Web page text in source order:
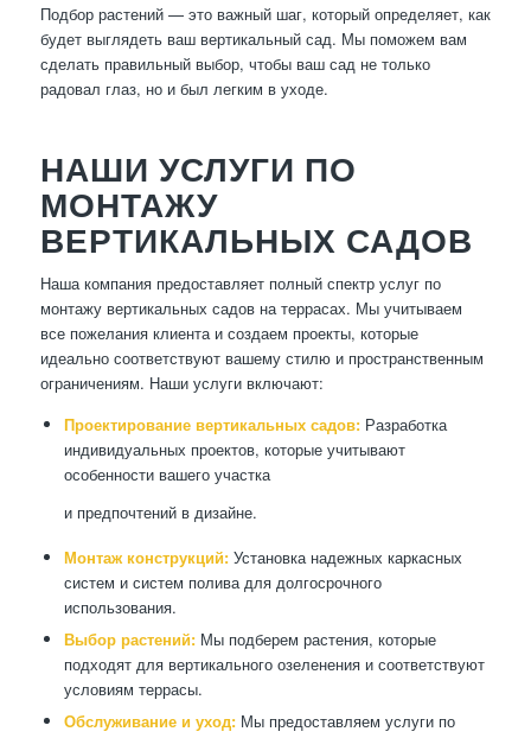
Подбор растений — это важный шаг, который определяет, как
будет выглядеть ваш вертикальный сад. Мы поможем вам
сделать правильный выбор, чтобы ваш сад не только
радовал глаз, но и был легким в уходе.
НАШИ УСЛУГИ ПО
МОНТАЖУ
ВЕРТИКАЛЬНЫХ САДОВ
Наша компания предоставляет полный спектр услуг по
монтажу вертикальных садов на террасах. Мы учитываем
все пожелания клиента и создаем проекты, которые
идеально соответствуют вашему стилю и пространственным
ограничениям. Наши услуги включают:
Проектирование вертикальных садов:Разработка
индивидуальных проектов, которые учитывают
особенности вашего участка
и предпочтений в дизайне.
Монтаж конструкций:Установка надежных каркасных
систем и систем полива для долгосрочного
использования.
Выбор растений:Мы подберем растения, которые
подходят для вертикального озеленения и соответствуют
условиям террасы.
Обслуживание и уход:Мы предоставляем услуги по